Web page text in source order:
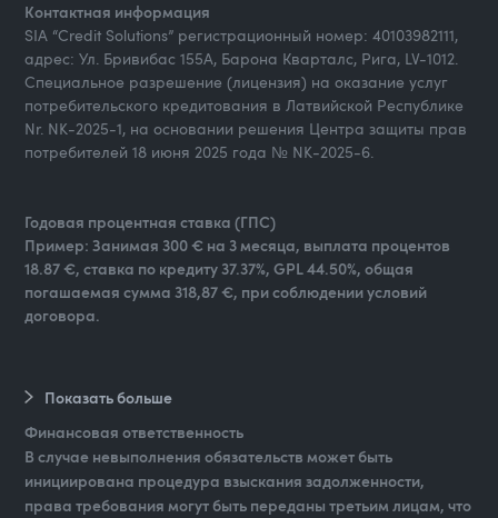
Контактная информация
SIA “Credit Solutions” регистрационный номер: 40103982111,
адрес: Ул. Бривибас 155А, Барона Кварталс, Рига, LV-1012.
Специальное разрешение (лицензия) на оказание услуг
потребительского кредитования в Латвийской Республике
Nr. NK-2025-1, на основании решения Центра защиты прав
потребителей 18 июня 2025 года № NK-2025-6.
Годовая процентная ставка (ГПС)
Пример: Занимая 300 € на 3 месяца, выплата процентов
18.87 €, ставка по кредиту 37.37%, GPL 44.50%, общая
погашаемая сумма 318,87 €, при соблюдении условий
договора.
Показать больше
Финансовая ответственность
В случае невыполнения обязательств может быть
инициирована процедура взыскания задолженности,
права требования могут быть переданы третьим лицам, что